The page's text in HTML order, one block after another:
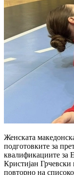
Женската
подготовките за
квалификациите за
Кристијан Грчевски
повторно на